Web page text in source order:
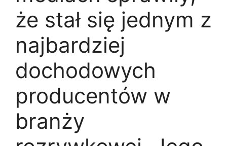
że stał się jednym z
najbardziej
dochodowych
producentów w
branży